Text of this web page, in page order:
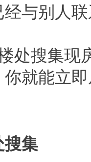
与别人
处搜集现
就能立
集